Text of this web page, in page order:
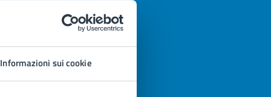
Informazioni sui cookie